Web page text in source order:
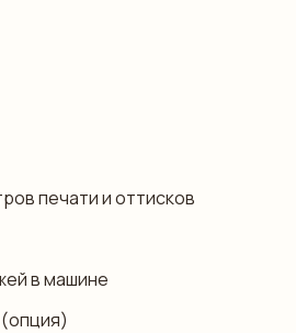
печати и оттисков
в машине